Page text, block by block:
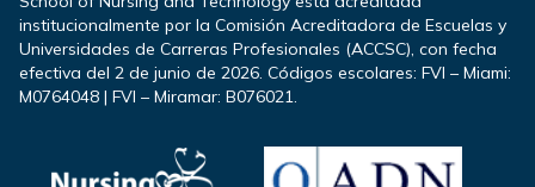
institucionalmente por la Comisión Acreditadora de Escuelas y
Universidades de Carreras Profesionales (ACCSC), con fecha
efectiva del 2 de junio de 2026. Códigos escolares: FVI – Miami:
M0764048 | FVI – Miramar: B076021.